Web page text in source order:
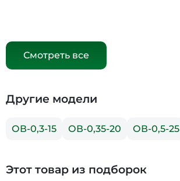
Смотреть все
Другие модели
ОВ-0,3-15 ОВ-0,35-20 ОВ-0,5-25
Этот товар из подборок